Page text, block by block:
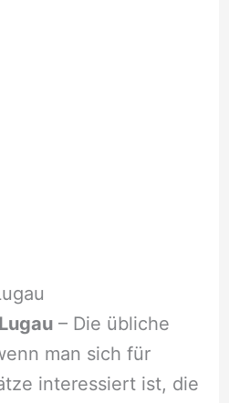
– Die übliche
man sich für
interessiert ist, die